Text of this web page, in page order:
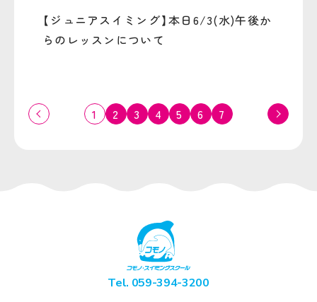
【ジュニアスイミング】本日6/3(水)午後か
らのレッスンについて
1 2 3 4 5 6 7
Tel. 059-394-3200